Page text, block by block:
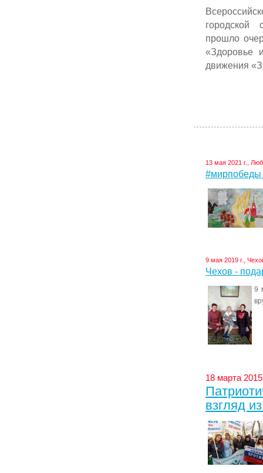
городской
прошло
«Здоровье
движения
13 мая 2021 г.,
#мирпобеды
9 мая 2019 г.,
Чехов -
9
18 марта
взгляд